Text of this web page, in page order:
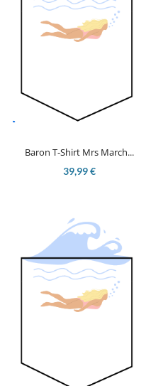
Baron T-Shirt Mrs March...
39,99 €